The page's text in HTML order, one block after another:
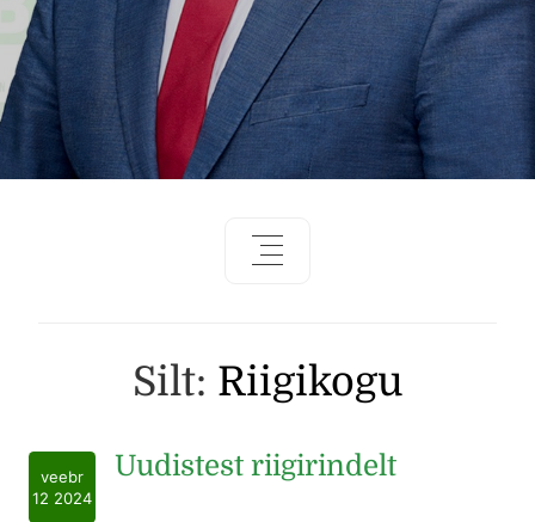
Silt: Riigikogu
veebr
12 2024
Uudistest riigirindelt